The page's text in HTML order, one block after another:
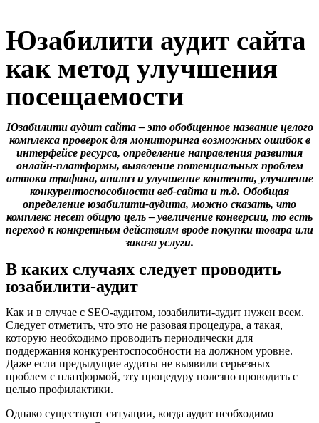
Юзабилити аудит сайта
как метод улучшения
посещаемости
Юзабилити аудит сайта – это обобщенное название целого
комплекса проверок для мониторинга возможных ошибок в
интерфейсе ресурса, определение направления развития
онлайн-платформы, выявление потенциальных проблем
оттока трафика, анализ и улучшение контента, улучшение
конкурентоспособности веб-сайта и т.д. Обобщая
определение юзабилити-аудита, можно сказать, что
комплекс несет общую цель – увеличение конверсии, то есть
переход к конкретным действиям вроде покупки товара или
заказа услуги.
В каких случаях следует проводить
юзабилити-аудит
Как и в случае с SEO-аудитом, юзабилити-аудит нужен всем.
Следует отметить, что это не разовая процедура, а такая,
которую необходимо проводить периодически для
поддержания конкурентоспособности на должном уровне.
Даже если предыдущие аудиты не выявили серьезных
проблем с платформой, эту процедуру полезно проводить с
целью профилактики.
Однако существуют ситуации, когда аудит необходимо